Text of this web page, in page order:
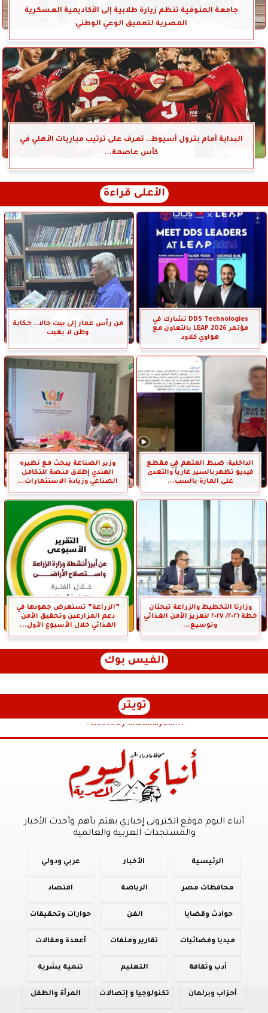
جامعة المنوفية تنظم زيارة طلابية إلى الأكاديمية العسكرية
المصرية لتعميق الوعي الوطني
البداية أمام بترول أسيوط.. تعرف على ترتيب مباريات الأهلي في
كأس عاصمة...
الأعلى قراءة
DDS Technologies تشارك في
مؤتمر LEAP 2026 بالتعاون مع
هواوي كلاود
من رأس عمار إلى بيت جالا.. حكاية
وطن لا يغيب
الداخلية: ضبط المتهم في مقطع
فيديو تظهربالسير عارياً والتعدى
على المارة بالسب...
وزير الصناعة يبحث مع نظيره
الهندي إطلاق منصة للتكامل
الصناعي وزيادة الاستثمارات...
وزارتا التخطيط والزراعة تبحثان
خطة ٢٠٢٦/ ٢٠٢٧ لتعزيز الأمن الغذائي
وتوسيع...
”الزراعة” تستعرض جهودها في
دعم المزارعين وتحقيق الأمن
الغذائي خلال الأسبوع الأول...
الفيس بوك
تويتر
Tweets by anbaaalyoum1
أنباء اليوم موقع الكترونى إخباري يهتم بأهم وأحدث الأخبار
والمستجدات العربية والعالمية
الرئيسية الأخبار عربي ودولي
محافظات مصر الرياضة اقتصاد
حوادث وقضايا الفن حوارات وتحقيقات
ميديا وفضائيات تقارير وملفات أعمدة ومقالات
أدب وثقافة التعليم تنمية بشرية
أحزاب وبرلمان تكنولوجيا و إتصالات المرأة والطفل